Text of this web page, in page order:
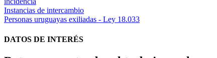
Instancias de intercambio
Personas uruguayas exiliadas - Ley 18.033
DATOS DE INTERÉS